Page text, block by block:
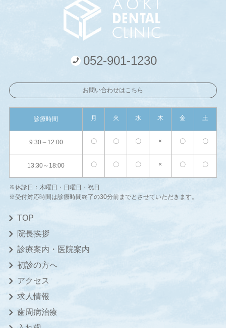
052-901-1230
お問い合わせはこちら
診療時間 月 火 水 木 金 土
9:30～12:00 〇 〇 〇 × 〇 〇
13:30～18:00 〇 〇 〇 × 〇 〇
※休診日：木曜日・日曜日・祝日
※受付対応時間は診療時間終了の30分前までとさせていただきます。
TOP
院長挨拶
診療案内・医院案内
初診の方へ
アクセス
求人情報
歯周病治療